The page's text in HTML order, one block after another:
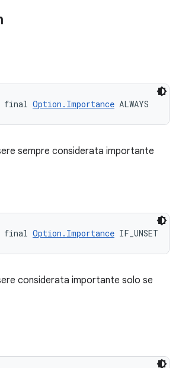
final Option.Importance ALWAYS
sempre considerata importante
final Option.Importance IF_UNSET
considerata importante solo se